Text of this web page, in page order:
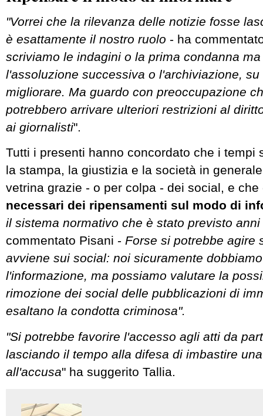
"Vorrei che la rilevanza delle notizie fosse
è esattamente il nostro ruolo - ha
scriviamo le indagini o la prima condanna
l'assoluzione successiva o l'archiviazione,
migliorare. Ma guardo con preoccupazione
potrebbero arrivare ulteriori restrizioni al
ai giornalisti".
Tutti i presenti hanno concordato che i tempi
la stampa, la giustizia e la società in
vetrina grazie - o per colpa - dei social, e che
necessari dei ripensamenti sul modo di
il sistema normativo che è stato previsto
commentato Pisani - Forse si potrebbe agire
avviene sui social: noi sicuramente
l'informazione, ma possiamo valutare la
rimozione dei social delle pubblicazioni di
esaltano la condotta criminosa".
"Si potrebbe favorire l'accesso agli atti da
lasciando il tempo alla difesa di imbastire
all'accusa" ha suggerito Tallia.